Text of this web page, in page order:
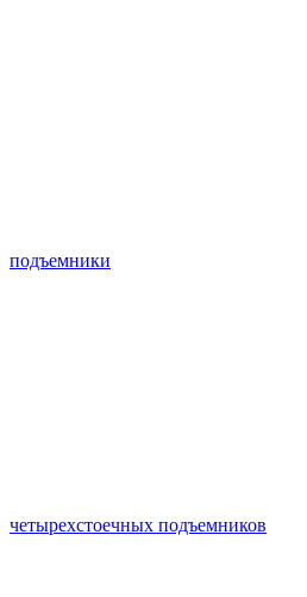
подъемники
четырехстоечных подъемников